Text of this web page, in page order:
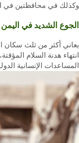
وكذلك في محافظتين في
الجوع الشديد في اليمن
يعاني أكثر من ثلث سكان
انتهاء هدنة السلام
المساعدات الإنسانية